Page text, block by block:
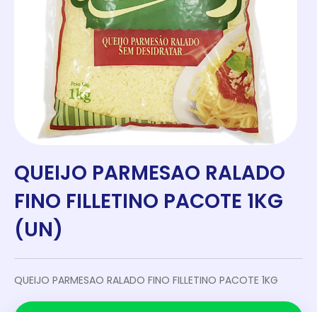
QUEIJO PARMESAO RALADO
FINO FILLETINO PACOTE 1KG
(UN)
QUEIJO PARMESAO RALADO FINO FILLETINO PACOTE 1KG